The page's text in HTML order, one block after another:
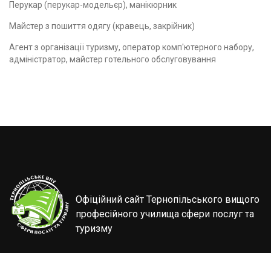
Перукар (перукар-модельєр), манікюрник
Майстер з пошиття одягу (кравець, закрійник)
Агент з організації туризму, оператор комп'ютерного набору,
адміністратор, майстер готельного обслуговування
Офіційний сайт Тернопільського вищого
професійного училища сфери послуг та
туризму